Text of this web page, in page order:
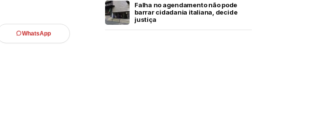
WhatsApp
Falha no agendamento não pode
barrar cidadania italiana, decide
justiça